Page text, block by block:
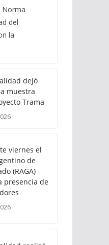
Norma
del
la
dejó
muestra
Trama
viernes el
de
(RAGA)
presencia de